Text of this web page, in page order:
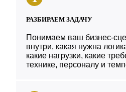
РАЗБИРАЕМ ЗАДАЧУ
Понимаем ваш бизнес-
внутри, какая нужна
какие нагрузки, какие
технике, персоналу и